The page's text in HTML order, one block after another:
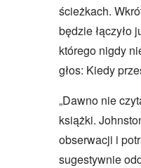
ścieżkach.
będzie łączyło
którego nigdy
głos: Kiedy
„Dawno nie
książki.
obserwacji i
sugestywnie